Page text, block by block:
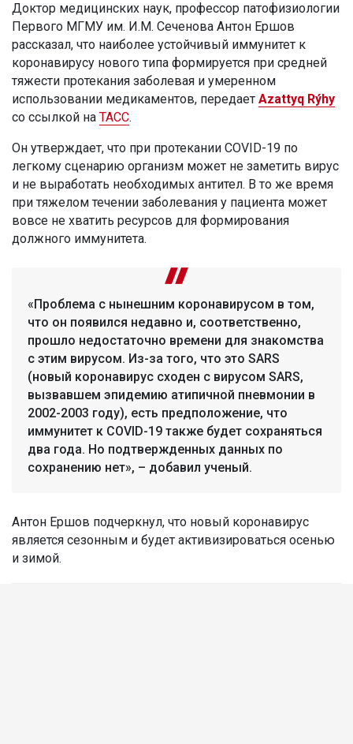
Доктор медицинских наук, профессор патофизиологии
Первого МГМУ им. И.М. Сеченова Антон Ершов
рассказал, что наиболее устойчивый иммунитет к
коронавирусу нового типа формируется при средней
тяжести протекания заболевая и умеренном
использовании медикаментов, передает Azattyq Rýhy
со ссылкой на ТАСС.
Он утверждает, что при протекании COVID-19 по
легкому сценарию организм может не заметить вирус
и не выработать необходимых антител. В то же время
при тяжелом течении заболевания у пациента может
вовсе не хватить ресурсов для формирования
должного иммунитета.
«Проблема с нынешним коронавирусом в том,
что он появился недавно и, соответственно,
прошло недостаточно времени для знакомства
с этим вирусом. Из-за того, что это SARS
(новый коронавирус сходен с вирусом SARS,
вызвавшем эпидемию атипичной пневмонии в
2002-2003 году), есть предположение, что
иммунитет к COVID-19 также будет сохраняться
два года. Но подтвержденных данных по
сохранению нет», – добавил ученый.
Антон Ершов подчеркнул, что новый коронавирус
является сезонным и будет активизироваться осенью
и зимой.